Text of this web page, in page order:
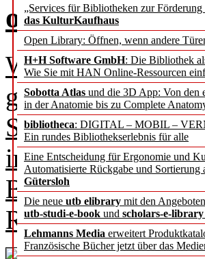
„Services für Bibliotheken zur
das KulturKaufhaus
Open Library: Öffnen, wenn andere
H+H Software GmbH: Die Bibliothek
Wie Sie mit HAN Online-Ressourcen
Sobotta Atlas und die 3D App: Von den
in der Anatomie bis zu Complete
bibliotheca: DIGITAL – MOBIL –
Ein rundes Bibliothekserlebnis für alle
Eine Entscheidung für Ergonomie und
Automatisierte Rückgabe und Sortierung
Gütersloh
Die neue utb elibrary mit den Angeboten
utb-studi-e-book und scholars-e-library
Lehmanns Media erweitert
Französische Bücher jetzt über das
Wir haben zwar
gemacht, aber
Schwerpunkt
in Bibliotheken.
Beiträge und ihre
Routinen und